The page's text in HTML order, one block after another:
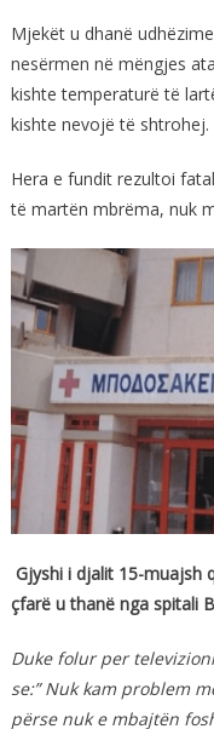
Mjekët u dhanë
nesërmen në mëngjes
kishte temperaturë të
kishte nevojë të shtrohej.
Hera e fundit rezultoi
të martën mbrëma, nuk
Gjyshi i djalit 15-muajsh
çfarë u thanë nga spitali
Duke folur per
se:” Nuk kam problem
përse nuk e mbajtën